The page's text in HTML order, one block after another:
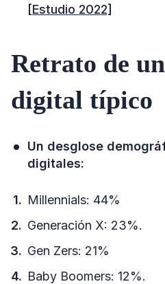
[Estudio 2022]
Retrato de
digital típico
Un desglose
digitales:
Millennials: 44%
Generación X: 23%.
Gen Zers: 21%
Baby Boomers: 12%.